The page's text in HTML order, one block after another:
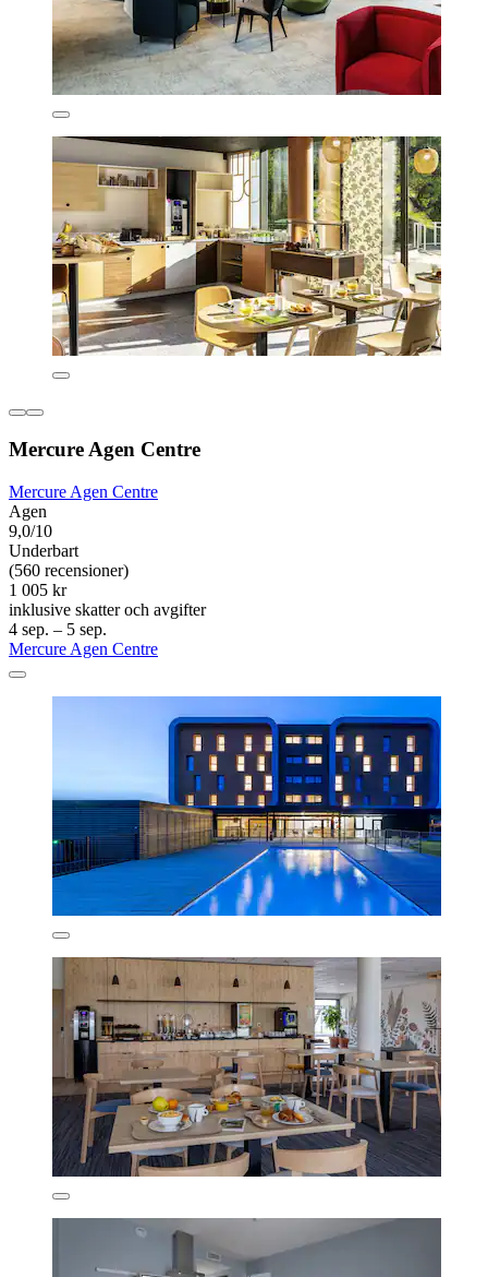
Mercure Agen Centre
Mercure Agen Centre
Agen
9,0/10
Underbart
(560 recensioner)
1 005 kr
inklusive skatter och avgifter
4 sep. – 5 sep.
Mercure Agen Centre